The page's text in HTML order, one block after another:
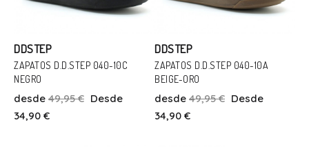
DDSTEP
ZAPATOS D.D.STEP 040-10C
NEGRO
desde 49,95 € Desde
34,90 €
DDSTEP
ZAPATOS D.D.STEP 040-10A
BEIGE-ORO
desde 49,95 € Desde
34,90 €